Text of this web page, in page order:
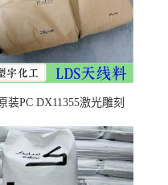
装PC DX11355激光雕刻